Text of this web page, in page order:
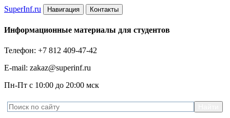
SuperInf.ru Навигация Контакты
Информационные материалы для студентов
Телефон: +7 812 409-47-42
E-mail: zakaz@superinf.ru
Пн-Пт с 10:00 до 20:00 мск